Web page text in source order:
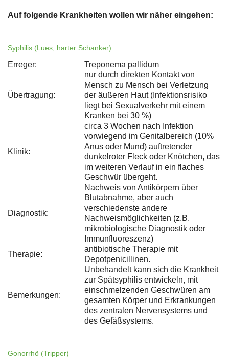
Auf folgende Krankheiten wollen wir näher eingehen:
Syphilis (Lues, harter Schanker)
Erreger: Treponema pallidum
Übertragung:
nur durch direkten Kontakt von
Mensch zu Mensch bei Verletzung
der äußeren Haut (Infektionsrisiko
liegt bei Sexualverkehr mit einem
Kranken bei 30 %)
Klinik:
circa 3 Wochen nach Infektion
vorwiegend im Genitalbereich (10%
Anus oder Mund) auftretender
dunkelroter Fleck oder Knötchen, das
im weiteren Verlauf in ein flaches
Geschwür übergeht.
Diagnostik:
Nachweis von Antikörpern über
Blutabnahme, aber auch
verschiedenste andere
Nachweismöglichkeiten (z.B.
mikrobiologische Diagnostik oder
Immunfluoreszenz)
Therapie:
antibiotische Therapie mit
Depotpenicillinen.
Bemerkungen:
Unbehandelt kann sich die Krankheit
zur Spätsyphilis entwickeln, mit
einschmelzenden Geschwüren am
gesamten Körper und Erkrankungen
des zentralen Nervensystems und
des Gefäßsystems.
Gonorrhö (Tripper)